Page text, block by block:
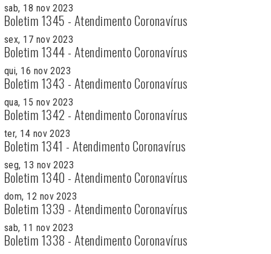
sab, 18 nov 2023
Boletim 1345 - Atendimento Coronavírus
sex, 17 nov 2023
Boletim 1344 - Atendimento Coronavírus
qui, 16 nov 2023
Boletim 1343 - Atendimento Coronavírus
qua, 15 nov 2023
Boletim 1342 - Atendimento Coronavírus
ter, 14 nov 2023
Boletim 1341 - Atendimento Coronavírus
seg, 13 nov 2023
Boletim 1340 - Atendimento Coronavírus
dom, 12 nov 2023
Boletim 1339 - Atendimento Coronavírus
sab, 11 nov 2023
Boletim 1338 - Atendimento Coronavírus